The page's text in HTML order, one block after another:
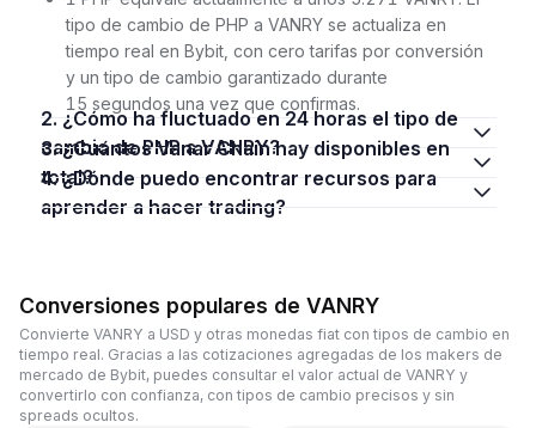
tipo de cambio de PHP a VANRY se actualiza en
tiempo real en Bybit, con cero tarifas por conversión
y un tipo de cambio garantizado durante
15 segundos una vez que confirmas.
2. ¿Cómo ha fluctuado en 24 horas el tipo de
cambio de PHP a VANRY?
3. ¿Cuántos Vanar Chain hay disponibles en
total?
4. ¿Dónde puedo encontrar recursos para
aprender a hacer trading?
Conversiones populares de VANRY
Convierte VANRY a USD y otras monedas fiat con tipos de cambio en
tiempo real. Gracias a las cotizaciones agregadas de los makers de
mercado de Bybit, puedes consultar el valor actual de VANRY y
convertirlo con confianza, con tipos de cambio precisos y sin
spreads ocultos.